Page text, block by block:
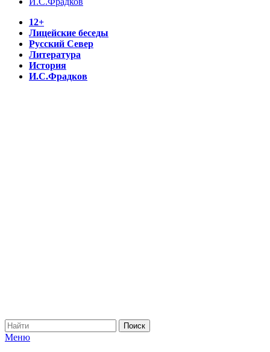
12+
Лицейские беседы
Русский Север
Литература
История
И.С.Фрадков
Меню